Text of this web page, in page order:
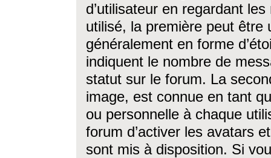
d’utilisateur en regardant
utilisé, la première peut être
généralement en forme
indiquent le nombre de
statut sur le forum. La
image, est connue en tant
ou personnelle à chaque
forum d’activer les avatars
sont mis à disposition. Si